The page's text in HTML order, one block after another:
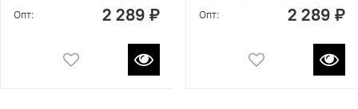
Опт: 2 289 ₽ Опт: 2 289 ₽